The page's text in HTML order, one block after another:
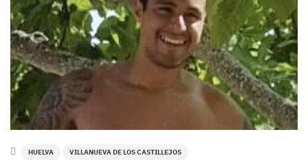
HUELVA VILLANUEVA DE LOS CASTILLEJOS